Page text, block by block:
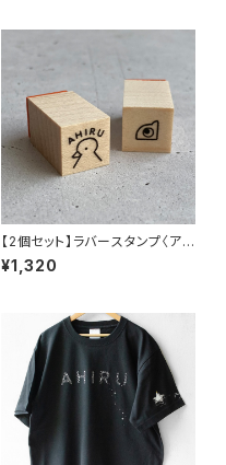
【2個セット】ラバースタンプ〈アヒ
ルとカメレオン〉
¥1,320